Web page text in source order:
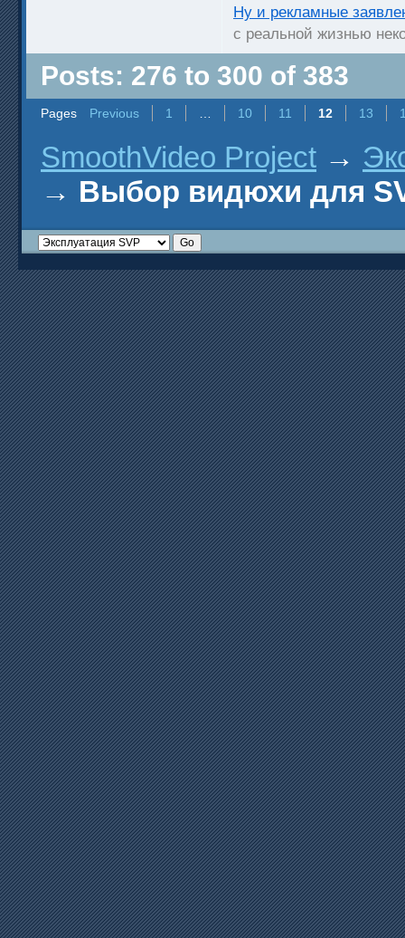
Ну и рекламные
с реальной жизнью
Posts: 276 to 300 of 383
Pages Previous 1 10 11 12 13
SmoothVideo Project →
→ Выбор видюхи для